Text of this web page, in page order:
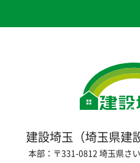
建設埼玉（埼玉県建
本部：〒331-0812 埼玉県さ